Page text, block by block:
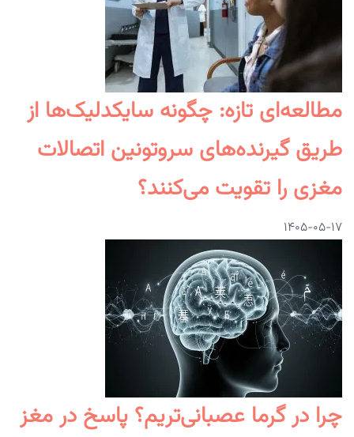
مطالعه‌ای تازه: چگونه سایکدلیک‌ها از
طریق گیرنده‌های سروتونین اتصالات
مغزی را تقویت می‌کنند؟
۱۴۰۵-۰۵-۱۷
چرا در گرما عصبانی‌تریم؟ پاسخ در مغز